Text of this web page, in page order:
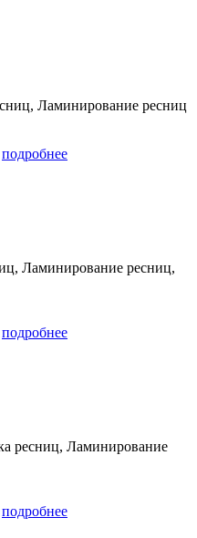
Ламинирование ресниц
подробнее
Ламинирование ресниц,
подробнее
ресниц, Ламинирование
подробнее